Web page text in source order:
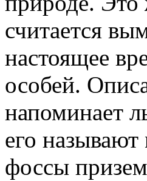
считается
настоящее
особей.
напоминает
его
фоссы